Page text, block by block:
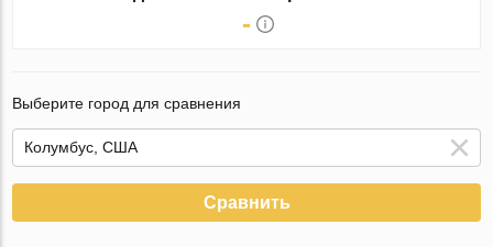
-
Выберите город для сравнения
Сравнить